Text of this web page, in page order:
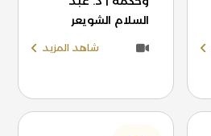
السلام الشويعر
شاهد المزيد